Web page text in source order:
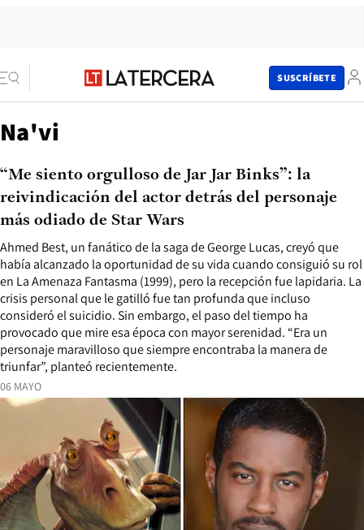
SUSCRÍBETE
Na'vi
06 MAYO
Ahmed Best, un fanático de la saga de George Lucas, creyó que
había alcanzado la oportunidad de su vida cuando consiguió su rol
en La Amenaza Fantasma (1999), pero la recepción fue lapidaria. La
crisis personal que le gatilló fue tan profunda que incluso
consideró el suicidio. Sin embargo, el paso del tiempo ha
provocado que mire esa época con mayor serenidad. “Era un
personaje maravilloso que siempre encontraba la manera de
triunfar”, planteó recientemente.
“Me siento orgulloso de Jar Jar Binks”: la
reivindicación del actor detrás del personaje
más odiado de Star Wars